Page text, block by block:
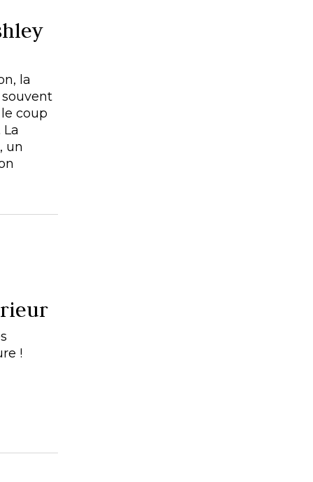
la
coup
un
!